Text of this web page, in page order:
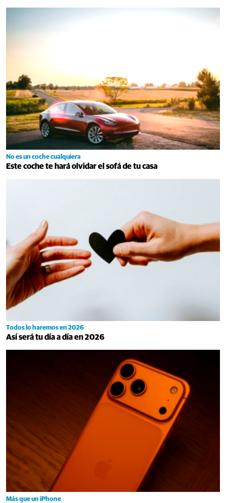
No es un coche cualquiera
Este coche te hará olvidar el sofá de tu casa
Todos lo haremos en 2026
Así será tu día a día en 2026
Más que un iPhone